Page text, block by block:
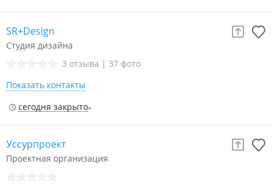
SR+Design
Студия дизайна
3 отзыва | 37 фото
Показать контакты
сегодня закрыто
Уссурпроект
Проектная организация